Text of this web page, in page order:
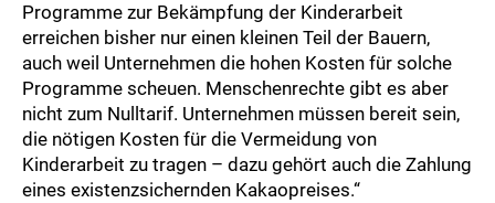
Programme zur Bekämpfung der Kinderarbeit
erreichen bisher nur einen kleinen Teil der Bauern,
auch weil Unternehmen die hohen Kosten für solche
Programme scheuen. Menschenrechte gibt es aber
nicht zum Nulltarif. Unternehmen müssen bereit sein,
die nötigen Kosten für die Vermeidung von
Kinderarbeit zu tragen – dazu gehört auch die Zahlung
eines existenzsichernden Kakaopreises.“